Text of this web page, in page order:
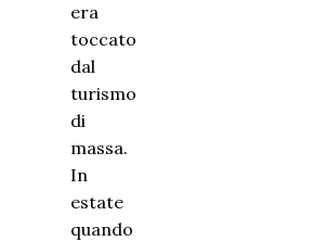
era
toccato
dal
turismo
di
massa.
In
estate
quando